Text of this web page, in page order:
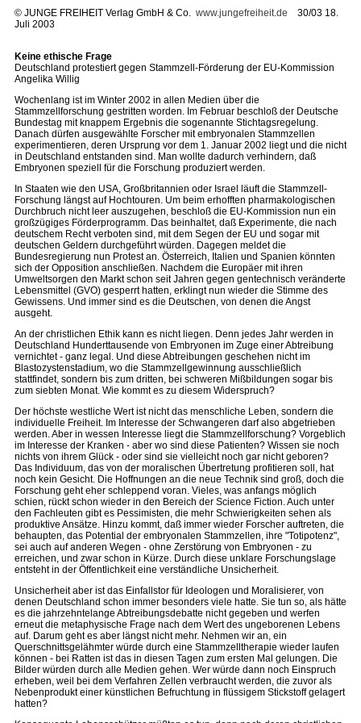
© JUNGE FREIHEIT Verlag GmbH & Co. www.jungefreiheit.de 30/03 18.
Juli 2003
Keine ethische Frage
Deutschland protestiert gegen Stammzell-Förderung der EU-Kommission
Angelika Willig
Wochenlang ist im Winter 2002 in allen Medien über die
Stammzellforschung gestritten worden. Im Februar beschloß der Deutsche
Bundestag mit knappem Ergebnis die sogenannte Stichtagsregelung.
Danach dürfen ausgewählte Forscher mit embryonalen Stammzellen
experimentieren, deren Ursprung vor dem 1. Januar 2002 liegt und die nicht
in Deutschland entstanden sind. Man wollte dadurch verhindern, daß
Embryonen speziell für die Forschung produziert werden.
In Staaten wie den USA, Großbritannien oder Israel läuft die Stammzell-
Forschung längst auf Hochtouren. Um beim erhofften pharmakologischen
Durchbruch nicht leer auszugehen, beschloß die EU-Kommission nun ein
großzügiges Förderprogramm. Das beinhaltet, daß Experimente, die nach
deutschem Recht verboten sind, mit dem Segen der EU und sogar mit
deutschen Geldern durchgeführt würden. Dagegen meldet die
Bundesregierung nun Protest an. Österreich, Italien und Spanien könnten
sich der Opposition anschließen. Nachdem die Europäer mit ihren
Umweltsorgen den Markt schon seit Jahren gegen gentechnisch veränderte
Lebensmittel (GVO) gesperrt hatten, erklingt nun wieder die Stimme des
Gewissens. Und immer sind es die Deutschen, von denen die Angst
ausgeht.
An der christlichen Ethik kann es nicht liegen. Denn jedes Jahr werden in
Deutschland Hunderttausende von Embryonen im Zuge einer Abtreibung
vernichtet - ganz legal. Und diese Abtreibungen geschehen nicht im
Blastozystenstadium, wo die Stammzellgewinnung ausschließlich
stattfindet, sondern bis zum dritten, bei schweren Mißbildungen sogar bis
zum siebten Monat. Wie kommt es zu diesem Widerspruch?
Der höchste westliche Wert ist nicht das menschliche Leben, sondern die
individuelle Freiheit. Im Interesse der Schwangeren darf also abgetrieben
werden. Aber in wessen Interesse liegt die Stammzellforschung? Vorgeblich
im Interesse der Kranken - aber wo sind diese Patienten? Wissen sie noch
nichts von ihrem Glück - oder sind sie vielleicht noch gar nicht geboren?
Das Individuum, das von der moralischen Übertretung profitieren soll, hat
noch kein Gesicht. Die Hoffnungen an die neue Technik sind groß, doch die
Forschung geht eher schleppend voran. Vieles, was anfangs möglich
schien, rückt schon wieder in den Bereich der Science Fiction. Auch unter
den Fachleuten gibt es Pessimisten, die mehr Schwierigkeiten sehen als
produktive Ansätze. Hinzu kommt, daß immer wieder Forscher auftreten, die
behaupten, das Potential der embryonalen Stammzellen, ihre "Totipotenz",
sei auch auf anderen Wegen - ohne Zerstörung von Embryonen - zu
erreichen, und zwar schon in Kürze. Durch diese unklare Forschungslage
entsteht in der Öffentlichkeit eine verständliche Unsicherheit.
Unsicherheit aber ist das Einfallstor für Ideologen und Moralisierer, von
denen Deutschland schon immer besonders viele hatte. Sie tun so, als hätte
es die jahrzehntelange Abtreibungsdebatte nicht gegeben und werfen
erneut die metaphysische Frage nach dem Wert des ungeborenen Lebens
auf. Darum geht es aber längst nicht mehr. Nehmen wir an, ein
Querschnittsgelähmter würde durch eine Stammzelltherapie wieder laufen
können - bei Ratten ist das in diesen Tagen zum ersten Mal gelungen. Die
Bilder würden durch alle Medien gehen. Wer würde dann noch Einspruch
erheben, weil bei dem Verfahren Zellen verbraucht werden, die zuvor als
Nebenprodukt einer künstlichen Befruchtung in flüssigem Stickstoff gelagert
hatten?